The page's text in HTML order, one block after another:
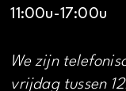
11:00u-17:00u
We zijn
vrijdag tussen